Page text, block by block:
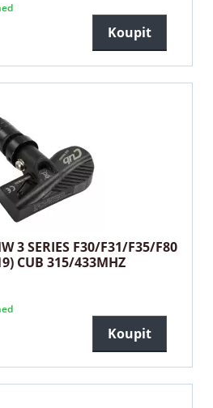
Koupit
3 SERIES F30/F31/F35/F80
CUB 315/433MHZ
Koupit